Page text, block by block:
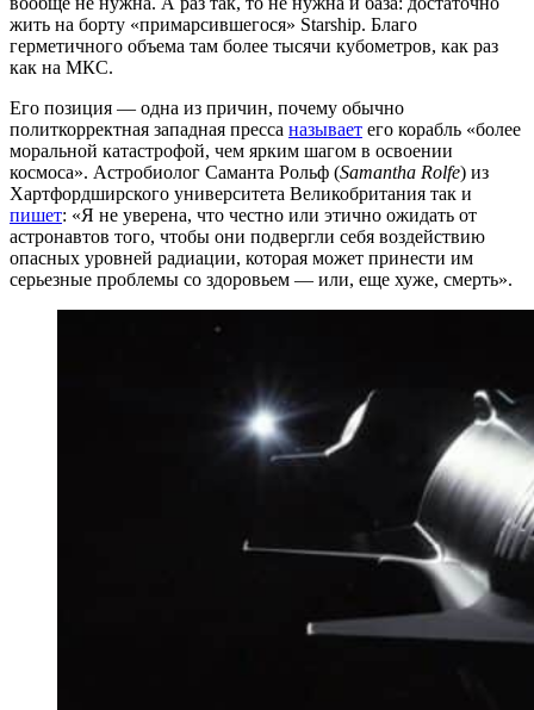
жить на борту «примарсившегося» Starship. Благо
герметичного объема там более тысячи кубометров, как раз
как на МКС.
Его позиция — одна из причин, почему обычно
политкорректная западная пресса называет его корабль «более
моральной катастрофой, чем ярким шагом в освоении
космоса». Астробиолог Саманта Рольф (Samantha Rolfe) из
Хартфордширского университета Великобритания так и
пишет: «Я не уверена, что честно или этично ожидать от
астронавтов того, чтобы они подвергли себя воздействию
опасных уровней радиации, которая может принести им
серьезные проблемы со здоровьем — или, еще хуже, смерть».